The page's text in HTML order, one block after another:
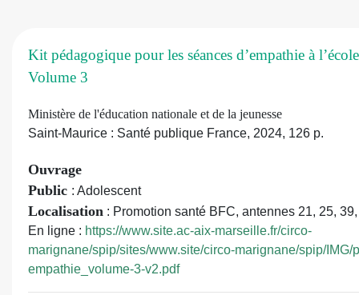
Kit pédagogique pour les séances d’empathie à
Volume 3
Ministère de l'éducation nationale et de la jeunesse
Saint-Maurice : Santé publique France, 2024, 126 p.
Ouvrage
Public : Adolescent
Localisation : Promotion santé BFC, antennes 21, 25,
En ligne : https://www.site.ac-aix-marseille.fr/circo-
marignane/spip/sites/www.site/circo-marignane/spip/IMG/
empathie_volume-3-v2.pdf